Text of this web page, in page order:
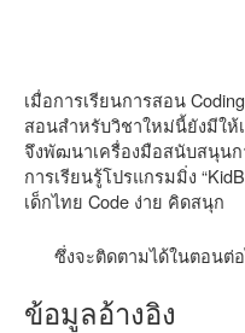
เมื่อการเรียนการสอน
สอนสำหรับวิชาใหม่นี้ยังมีให้
จึงพัฒนาเครื่องมือสนับสนุนก
การเรียนรู้โปรแกรมมิ่ง
เด็กไทย Code ง่าย คิดสนุก
ซึ่งจะติดตามได้ในตอนต่
ข้อมูลอ้างอิง